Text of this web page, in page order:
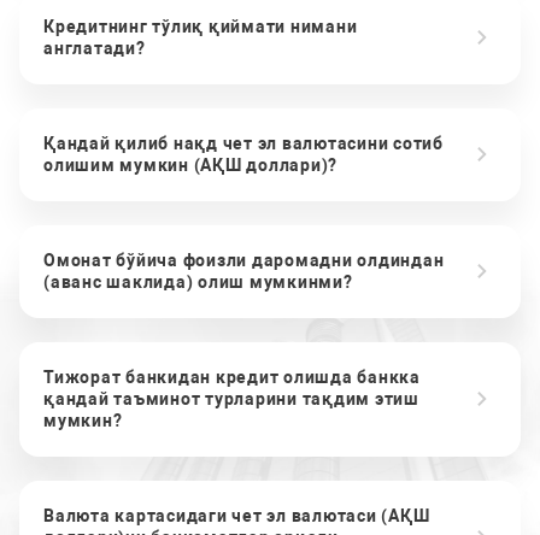
Кредитнинг тўлиқ қиймати нимани
англатади?
Қандай қилиб нақд чет эл валютасини сотиб
олишим мумкин (АҚШ доллари)?
Омонат бўйича фоизли даромадни олдиндан
(аванс шаклида) олиш мумкинми?
Тижорат банкидан кредит олишда банкка
қандай таъминот турларини тақдим этиш
мумкин?
Валюта картасидаги чет эл валютаси (АҚШ